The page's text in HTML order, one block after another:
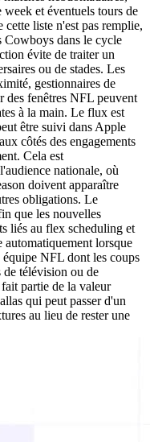
et éventuels tours de
liste n'est pas remplie,
Cowboys dans le cycle
évite de traiter un
ou de stades. Les
gestionnaires de
des fenêtres NFL peuvent
à la main. Le flux est
être suivi dans Apple
côtés des engagements
Cela est
nationale, où
doivent apparaître
obligations. Le
que les nouvelles
liés au flex scheduling et
automatiquement lorsque
équipe NFL dont les coups
de télévision ou de
partie de la valeur
qui peut passer d'un
au lieu de rester une